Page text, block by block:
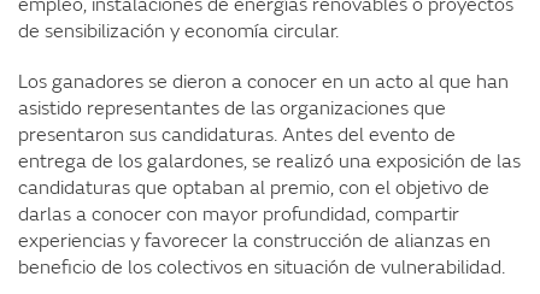
empleo, instalaciones de energías renovables o proyectos
de sensibilización y economía circular.
Los ganadores se dieron a conocer en un acto al que han
asistido representantes de las organizaciones que
presentaron sus candidaturas. Antes del evento de
entrega de los galardones, se realizó una exposición de las
candidaturas que optaban al premio, con el objetivo de
darlas a conocer con mayor profundidad, compartir
experiencias y favorecer la construcción de alianzas en
beneficio de los colectivos en situación de vulnerabilidad.